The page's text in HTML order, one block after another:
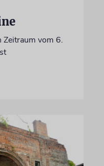
Zeitraum vom 6.